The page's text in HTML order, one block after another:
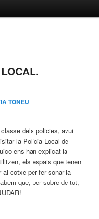
TONEU
dels policies, avui
la Policia Local de
ens han explicat la
els espais que tenen
al cotxe per fer sonar la
que, per sobre de tot,